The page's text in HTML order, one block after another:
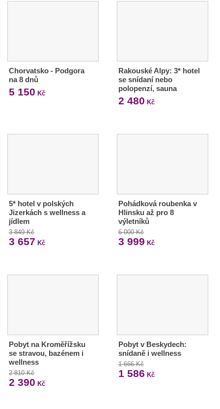
Chorvatsko - Podgora
na 8 dnů
5 150 Kč
Rakouské Alpy: 3* hotel
se snídaní nebo
polopenzí, sauna
2 480 Kč
5* hotel v polských
Jizerkách s wellness a
jídlem
3 849 Kč
3 657 Kč
Pohádková roubenka v
Hlinsku až pro 8
výletníků
6 000 Kč
3 999 Kč
Pobyt na Kroměřížsku
se stravou, bazénem i
wellness
2 810 Kč
2 390 Kč
Pobyt v Beskydech:
snídaně i wellness
1 666 Kč
1 586 Kč